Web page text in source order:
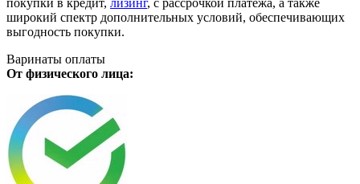
покупки в кредит, лизинг, с рассрочкой платежа, а также
широкий спектр дополнительных условий, обеспечивающих
выгодность покупки.
Варинаты оплаты
От физического лица: